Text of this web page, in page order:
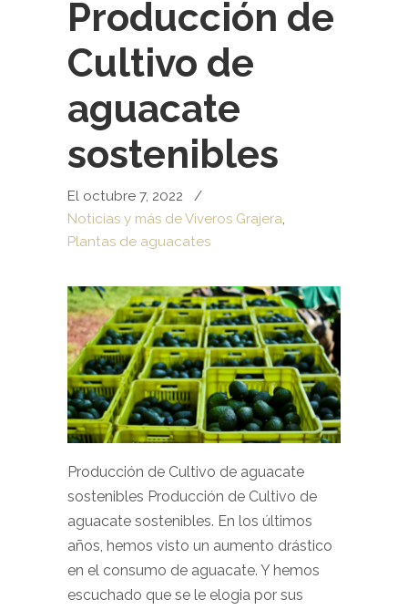
Producción de
Cultivo de
aguacate
sostenibles
El octubre 7, 2022
/
Noticias y más de Viveros Grajera,
Plantas de aguacates
Producción de Cultivo de aguacate
sostenibles Producción de Cultivo de
aguacate sostenibles. En los últimos
años, hemos visto un aumento drástico
en el consumo de aguacate. Y hemos
escuchado que se le elogia por sus